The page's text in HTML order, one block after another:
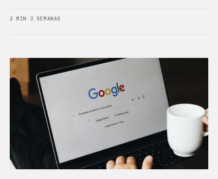
2 MIN · 2 SEMANAS